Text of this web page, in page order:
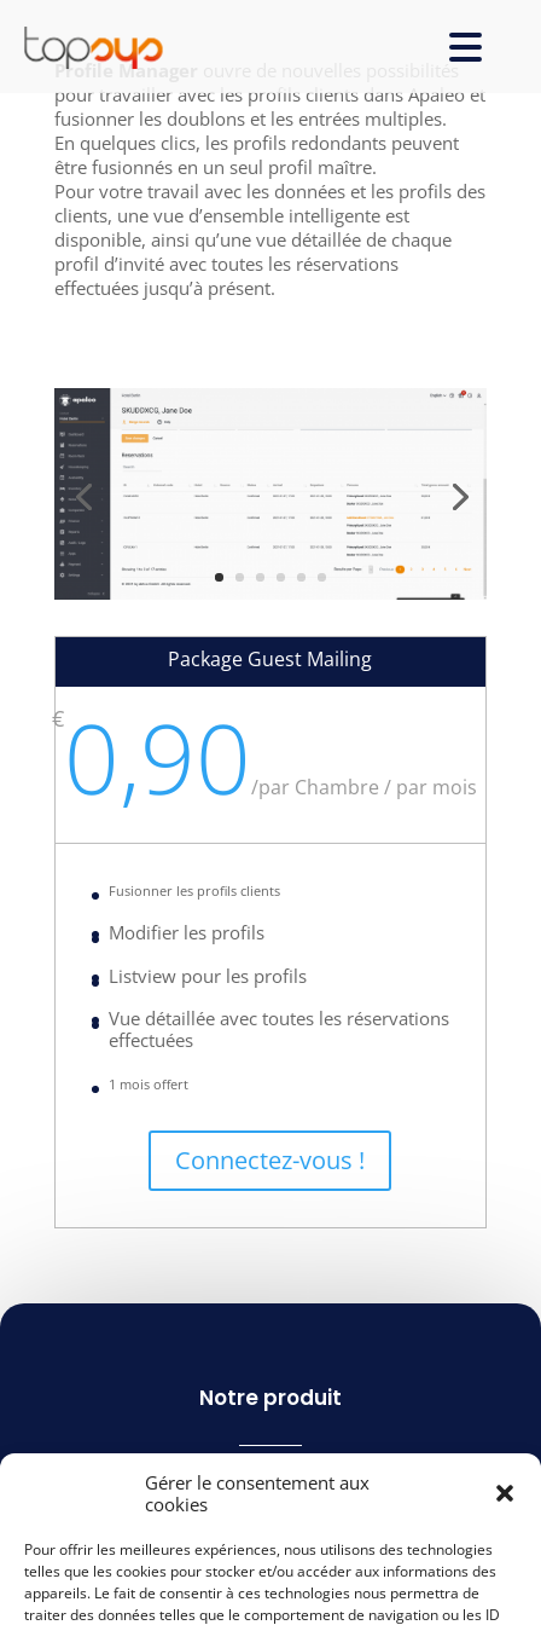
Gérer le consentement aux
cookies
Pour offrir les meilleures expériences, nous utilisons des technologies
telles que les cookies pour stocker et/ou accéder aux informations des
appareils. Le fait de consentir à ces technologies nous permettra de
traiter des données telles que le comportement de navigation ou les ID
Profile Manager
pour travailler avec les profils clients dans Apaleo et
fusionner les doublons et les entrées multiples.
En quelques clics, les profils redondants peuvent
être fusionnés en un seul profil maître.
Pour votre travail avec les données et les profils des
clients, une vue d’ensemble intelligente est
disponible, ainsi qu’une vue détaillée de chaque
profil d’invité avec toutes les réservations
effectuées jusqu’à présent.
Package Guest Mailing
€0,90 /par Chambre / par mois
Fusionner les profils clients
Modifier les profils
Listview pour les profils
Vue détaillée avec toutes les réservations
effectuées
1 mois offert
Connectez-vous !
Notre produit
Apaleo Open PMS
Apaleo Store
Livres blancs